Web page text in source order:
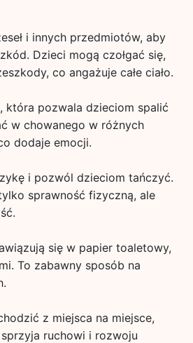
i innych przedmiotów, aby
Dzieci mogą czołgać się,
co angażuje całe ciało.
która pozwala dzieciom spalić
w chowanego w różnych
dodaje emocji.
i pozwól dzieciom tańczyć.
sprawność fizyczną, ale
się w papier toaletowy,
To zabawny sposób na
z miejsca na miejsce,
sprzyja ruchowi i rozwoju